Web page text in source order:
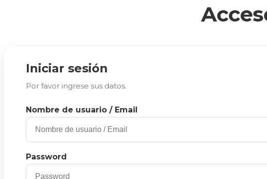
Iniciar sesión
Por favor ingrese sus datos.
Nombre de usuario / Email
Password